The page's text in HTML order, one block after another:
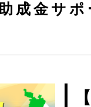
成金サポ